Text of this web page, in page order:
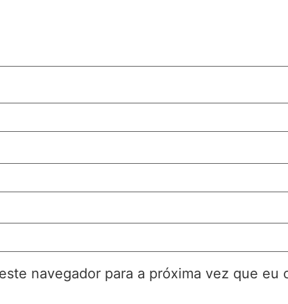
navegador para a próxima vez que eu